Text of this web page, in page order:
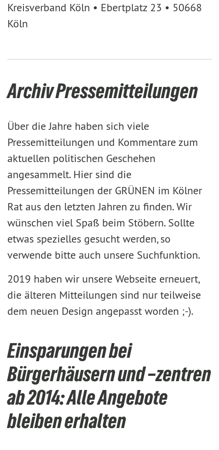
Kreisverband Köln • Ebertplatz 23 • 50668
Köln
Archiv Pressemitteilungen
Über die Jahre haben sich viele
Pressemitteilungen und Kommentare zum
aktuellen politischen Geschehen
angesammelt. Hier sind die
Pressemitteilungen der GRÜNEN im Kölner
Rat aus den letzten Jahren zu finden. Wir
wünschen viel Spaß beim Stöbern. Sollte
etwas spezielles gesucht werden, so
verwende bitte auch unsere Suchfunktion.
2019 haben wir unsere Webseite erneuert,
die älteren Mitteilungen sind nur teilweise
dem neuen Design angepasst worden ;-).
Einsparungen bei
Bürgerhäusern und –zentren
ab 2014: Alle Angebote
bleiben erhalten